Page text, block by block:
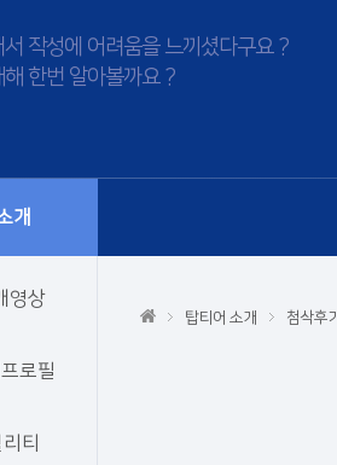
작성에 어려움을 느끼셨다구요 ?
한번 알아볼까요 ?
개
영상
로필
티
탑티어 소개 첨삭후기